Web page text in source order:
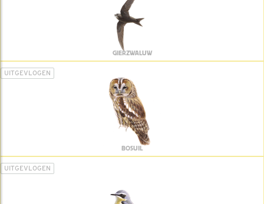
GIERZWALUW
UITGEVLOGEN
BOSUIL
UITGEVLOGEN